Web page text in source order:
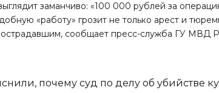
заманчиво: «100 000 рублей за
«работу» грозит не только арест и
сообщает пресс-служба ГУ МВД
почему суд по делу об убийстве